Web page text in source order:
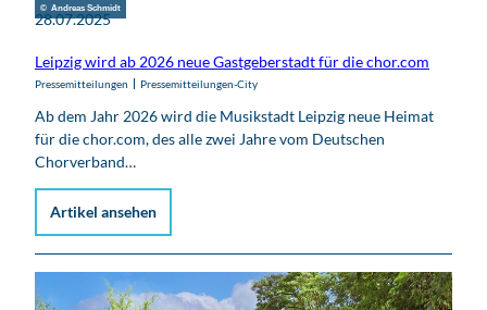
© Andreas Schmidt
28.07.2025
Leipzig wird ab 2026 neue Gastgeberstadt für die chor.com
Pressemitteilungen Pressemitteilungen-City
Ab dem Jahr 2026 wird die Musikstadt Leipzig neue Heimat
für die chor.com, des alle zwei Jahre vom Deutschen
Chorverband…
Artikel ansehen